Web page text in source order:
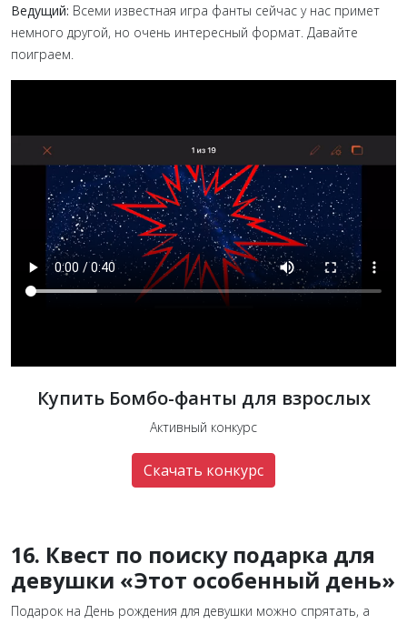
Ведущий: Всеми известная игра фанты сейчас у нас примет
немного другой, но очень интересный формат. Давайте
поиграем.
Купить Бомбо-фанты для взрослых
Активный конкурс
Скачать конкурс
16. Квест по поиску подарка для
девушки «Этот особенный день»
Подарок на День рождения для девушки можно спрятать, а